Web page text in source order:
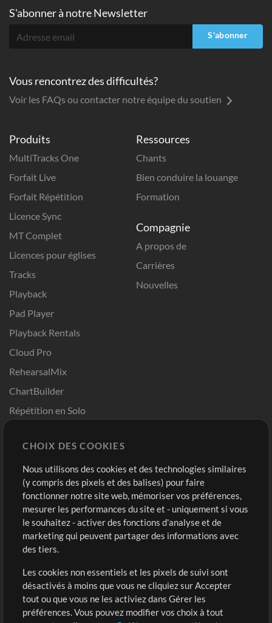
Produits
MultiTracks One
Forfait Live
Forfait Répétition
Licence Sync
MT Complet
Licences pour églises
Tracks
Playback
Pad Player
Playback Rentals
Cloud Pro
RehearsalMix
ChartBuilder
Répétition en Solo
Modèles ProPresenter
Sons
Ressources
Chants
Bien conduire la louange
Formation
Compagnie
A propos de
Carrières
Nouvelles
Boutique
Acheter des crédits
Contenu gratuit
Extras
Sessions
Compte
Connexion
S'inscrire
S'abonner à notre Newsletter
S'abonner
Vous rencontrez des difficultés?
Voir les FAQs ou contacter notre équipe du soutien
CHOIX DES COOKIES
Nous utilisons des cookies et des technologies similaires
(y compris des pixels et des balises) pour faire
fonctionner notre site web, mémoriser vos préférences,
mesurer les performances du site et - uniquement si vous
le souhaitez - activer des fonctions d'analyse et de
marketing qui peuvent partager des informations avec
des tiers.
Les cookies non essentiels et les pixels de suivi sont
désactivés à moins que vous ne cliquiez sur Accepter
tout ou que vous ne les activiez dans Gérer les
préférences. Vous pouvez modifier vos choix à tout